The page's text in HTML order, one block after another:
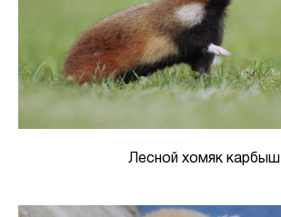
Лесной хомяк карбыш